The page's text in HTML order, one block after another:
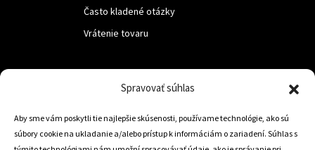
Spravovať súhlas
Aby sme vám poskytli tie najlepšie skúsenosti, používame technológie, ako sú
súbory cookie na ukladanie a/alebo prístup k informáciám o zariadení. Súhlas s
Často kladené otázky
Vrátenie tovaru
Trstená 02801